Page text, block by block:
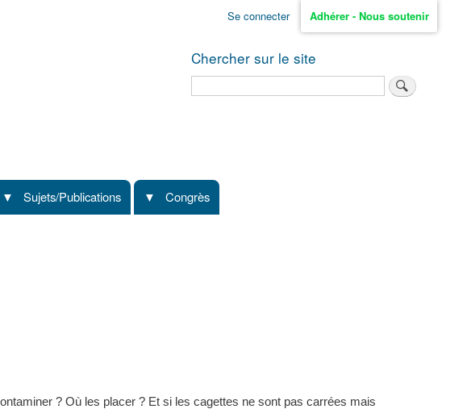
Se connecter Adhérer - Nous soutenir
Chercher sur le site
Sujets/Publications Congrès
? Où les placer ? Et si les cagettes ne sont pas carrées mais